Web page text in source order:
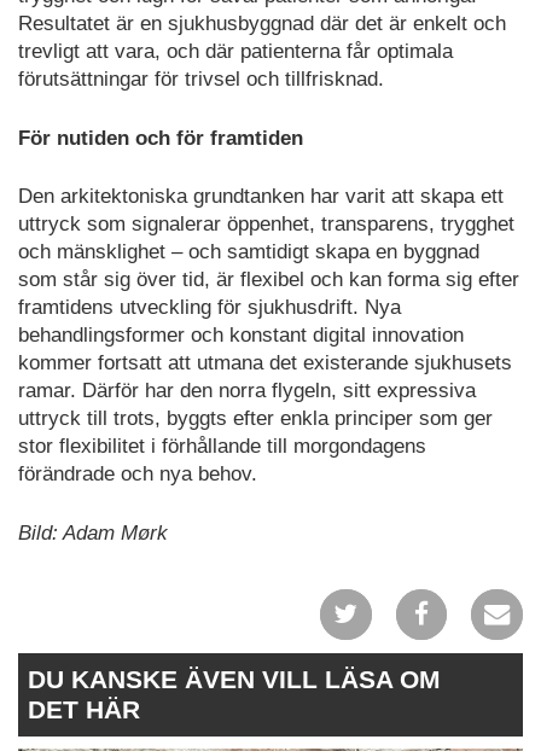
Resultatet är en sjukhusbyggnad där det är enkelt och
trevligt att vara, och där patienterna får optimala
förutsättningar för trivsel och tillfrisknad.
För nutiden och för framtiden
Den arkitektoniska grundtanken har varit att skapa ett
uttryck som signalerar öppenhet, transparens, trygghet
och mänsklighet – och samtidigt skapa en byggnad
som står sig över tid, är flexibel och kan forma sig efter
framtidens utveckling för sjukhusdrift. Nya
behandlingsformer och konstant digital innovation
kommer fortsatt att utmana det existerande sjukhusets
ramar. Därför har den norra flygeln, sitt expressiva
uttryck till trots, byggts efter enkla principer som ger
stor flexibilitet i förhållande till morgondagens
förändrade och nya behov.
Bild: Adam Mørk
DU KANSKE ÄVEN VILL LÄSA OM
DET HÄR